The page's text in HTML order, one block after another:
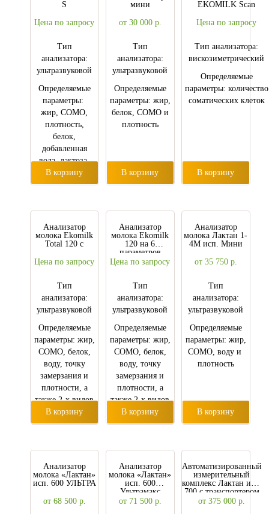
свободные
жирные
кислоты;
S
Цена по запросу
Тип
анализатора:
ультразвуковой
Определяемые
параметры:
жир, СОМО,
плотность,
белок,
добавленная
вода, лактоза,
точка
замерзания,
соли и
пробы
В корзину
мини
от 30 000 р.
Тип
анализатора:
ультразвуковой
Определяемые
параметры: жир,
белок, СОМО и
плотность
В корзину
EKOMILK Scan
Цена по запросу
Тип анализатора:
вискозиметрический
Определяемые
параметры: количество
соматических клеток
В корзину
Анализатор
молока Ekomilk
Total 120 с
Цена по запросу
Тип
анализатора:
ультразвуковой
Определяемые
параметры: жир,
СОМО, белок,
воду, точку
замерзания и
плотности, а
также 2-х видов
кислотности (pH
и Тернера),
проводимости,
В корзину
Анализатор
молока Ekomilk
120 на 6
параметров
Цена по запросу
Тип
анализатора:
ультразвуковой
Определяемые
параметры: жир,
СОМО, белок,
воду, точку
замерзания и
плотности, а
также 2-х видов
кислотности (pH
и Тернера),
проводимости,
В корзину
Анализатор
молока Лактан 1-
4M исп. Мини
от 35 750 р.
Тип
анализатора:
ультразвуковой
Определяемые
параметры: жир,
СОМО, воду и
плотность
В корзину
Анализатор
молока «Лактан»
исп. 600 УЛЬТРА
от 68 500 р.
Анализатор
молока «Лактан»
исп. 600
Ультрамакс
от 71 500 р.
Автоматизированный
измерительный
комплекс Лактан исп.
700 с транспортером
и ноутбуком
от 375 000р.